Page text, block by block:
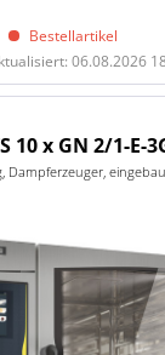
Bestellartikel
06.08.2026
10 x GN 2/1-E-
Dampferzeuger,